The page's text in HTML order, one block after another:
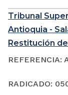
Tribunal
Antioquia -
Restitución
RADICADO: